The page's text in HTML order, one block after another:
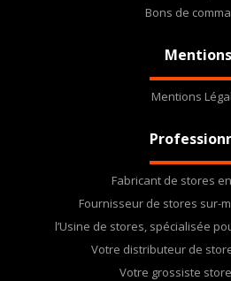
Bons de
Mentions
Mentions
Fabricant de stores
Fournisseur de stores sur-
l’Usine de stores, spécialisée
Votre distributeur de
Votre grossiste